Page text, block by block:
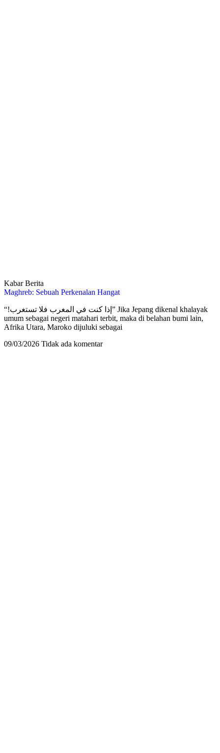
Kabar Berita
Maghreb: Sebuah Perkenalan Hangat
“!إذا كنت في المغرب فلا تستغرب” Jika Jepang dikenal khalayak
umum sebagai negeri matahari terbit, maka di belahan bumi lain,
Afrika Utara, Maroko dijuluki sebagai
09/03/2026 Tidak ada komentar